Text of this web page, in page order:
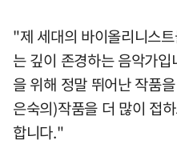
"제 세대의 바이올리니스
는 깊이 존경하는 음악가
을 위해 정말 뛰어난 작품
은숙의)작품을 더 많이 접
합니다."